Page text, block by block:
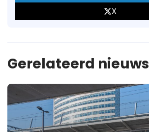
X
Gerelateerd nieuws